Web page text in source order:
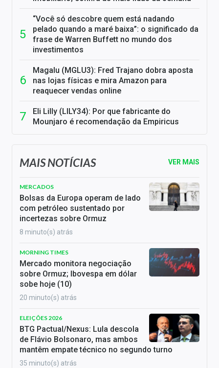
“Você só descobre quem está nadando
pelado quando a maré baixa”: o significado da
frase de Warren Buffett no mundo dos
investimentos
Magalu (MGLU3): Fred Trajano dobra aposta
nas lojas físicas e mira Amazon para
reaquecer vendas online
Eli Lilly (LILY34): Por que fabricante do
Mounjaro é recomendação da Empiricus
MAIS NOTÍCIAS VER MAIS
MERCADOS
Bolsas da Europa operam de lado
com petróleo sustentado por
incertezas sobre Ormuz
8 minuto(s) atrás
MORNING TIMES
Mercado monitora negociação
sobre Ormuz; Ibovespa em dólar
sobe hoje (10)
20 minuto(s) atrás
ELEIÇÕES 2026
BTG Pactual/Nexus: Lula descola
de Flávio Bolsonaro, mas ambos
mantêm empate técnico no segundo turno
35 minuto(s) atrás